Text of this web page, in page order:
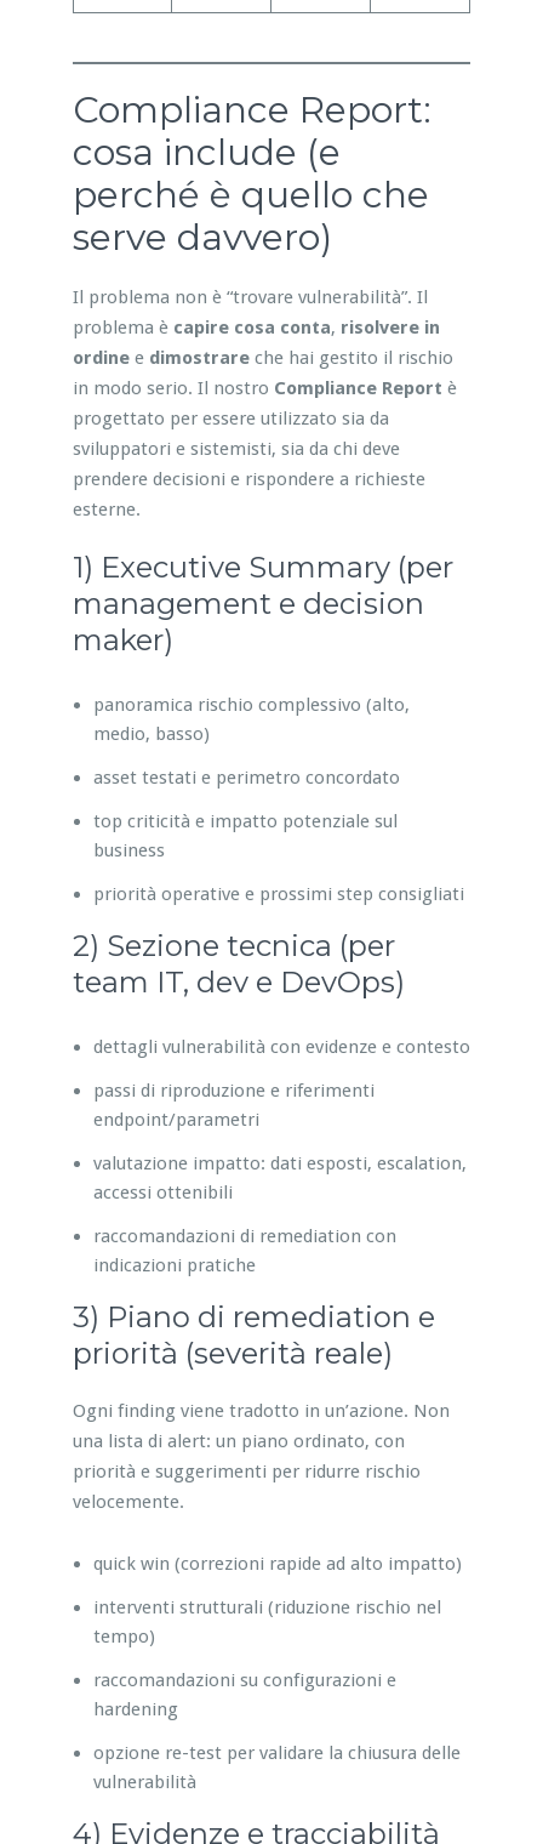
Compliance Report:
cosa include (e
perché è quello che
serve davvero)
Il problema non è “trovare vulnerabilità”. Il
problema è capire cosa conta, risolvere in
ordinee dimostrareche hai gestito il rischio
in modo serio. Il nostro Compliance Report è
progettato per essere utilizzato sia da
sviluppatori e sistemisti, sia da chi deve
prendere decisioni e rispondere a richieste
esterne.
1) Executive Summary (per
management e decision
maker)
panoramica rischio complessivo (alto,
medio, basso)
asset testati e perimetro concordato
top criticità e impatto potenziale sul
business
priorità operative e prossimi step consigliati
2) Sezione tecnica (per
team IT, dev e DevOps)
dettagli vulnerabilità con evidenze e contesto
passi di riproduzione e riferimenti
endpoint/parametri
valutazione impatto: dati esposti, escalation,
accessi ottenibili
raccomandazioni di remediation con
indicazioni pratiche
3) Piano di remediation e
priorità (severità reale)
Ogni finding viene tradotto in un’azione. Non
una lista di alert: un piano ordinato, con
priorità e suggerimenti per ridurre rischio
velocemente.
quick win (correzioni rapide ad alto impatto)
interventi strutturali (riduzione rischio nel
tempo)
raccomandazioni su configurazioni e
hardening
opzione re-test per validare la chiusura delle
vulnerabilità
4) Evidenze e tracciabilità